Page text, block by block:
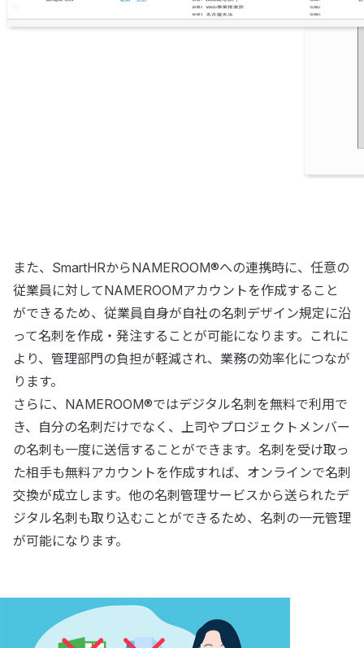
また、SmartHRからNAMEROOM®への連携時に、任意の
従業員に対してNAMEROOMアカウントを作成すること
ができるため、従業員自身が自社の名刺デザイン規定に沿
って名刺を作成・発注することが可能になります。これに
より、管理部門の負担が軽減され、業務の効率化につなが
ります。
さらに、NAMEROOM®ではデジタル名刺を無料で利用で
き、自分の名刺だけでなく、上司やプロジェクトメンバー
の名刺も一度に送信することができます。名刺を受け取っ
た相手も無料アカウントを作成すれば、オンラインで名刺
交換が成立します。他の名刺管理サービスから送られたデ
ジタル名刺も取り込むことができるため、名刺の一元管理
が可能になります。